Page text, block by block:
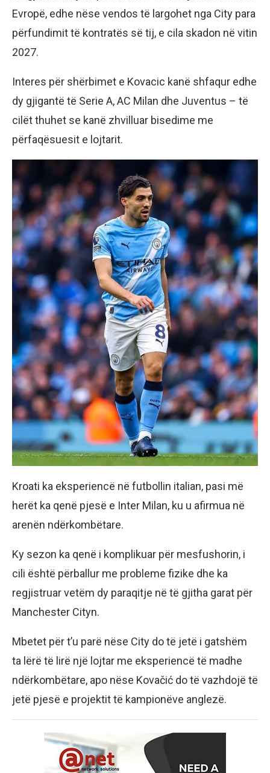
Evropë, edhe nëse vendos të largohet nga City para
përfundimit të kontratës së tij, e cila skadon në vitin
2027.
Interes për shërbimet e Kovacic kanë shfaqur edhe
dy gjigantë të Serie A, AC Milan dhe Juventus – të
cilët thuhet se kanë zhvilluar bisedime me
përfaqësuesit e lojtarit.
Kroati ka eksperiencë në futbollin italian, pasi më
herët ka qenë pjesë e Inter Milan, ku u afirmua në
arenën ndërkombëtare.
Ky sezon ka qenë i komplikuar për mesfushorin, i
cili është përballur me probleme fizike dhe ka
regjistruar vetëm dy paraqitje në të gjitha garat për
Manchester Cityn.
Mbetet për t’u parë nëse City do të jetë i gatshëm
ta lërë të lirë një lojtar me eksperiencë të madhe
ndërkombëtare, apo nëse Kovačić do të vazhdojë të
jetë pjesë e projektit të kampionëve anglezë.